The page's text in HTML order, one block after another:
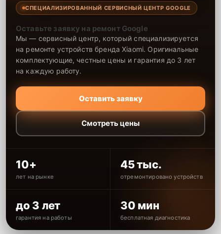
СПЕЦИАЛИЗИРОВАННЫЙ СЕРВИСНЫЙ ЦЕНТР GOOGLE
Оставьте заявку на ремонт Google
Мы — сервисный центр, который специализируется
на ремонте устройств бренда Xiaomi. Оригинальные
комплектующие, честные цены и гарантия до 3 лет
на каждую работу.
Оставить заявку
Смотреть цены
10+
лет на рынке
45 тыс.
отремонтировано устройств
до 3 лет
гарантия на работы
30 мин
бесплатная диагностика